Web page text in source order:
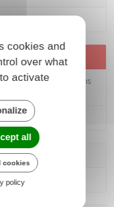
des associations
association
cookies and
over what
activate
all
cookies
policy